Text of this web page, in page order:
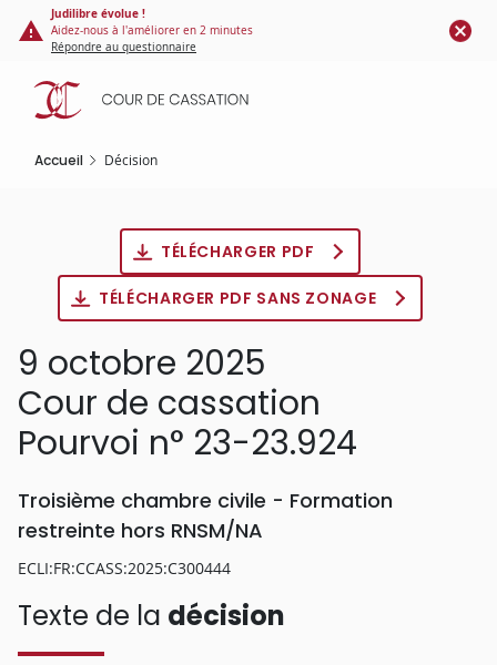
Panneau de gestion des cookies
contenu
principal
Judilibre évolue !
Aidez-nous à l'améliorer en 2 minutes
Répondre au questionnaire
Accueil Décision
TÉLÉCHARGER PDF
TÉLÉCHARGER PDF SANS ZONAGE
9 octobre 2025
Cour de cassation
Pourvoi n° 23-23.924
Troisième chambre civile - Formation
restreinte hors RNSM/NA
ECLI:FR:CCASS:2025:C300444
Texte de la décision